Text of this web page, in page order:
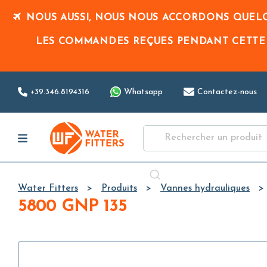
NOUS AUSSI, NOUS NOUS ACCORDONS
LES COMMANDES REÇUES PENDANT
+39.346.8194316 Whatsapp Contactez-nous
Water Fitters Produits Vannes hydrauliques
5800 GNP 135